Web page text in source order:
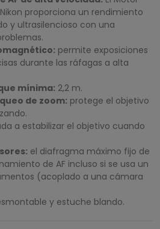
proporciona un rendimiento
y ultrasilencioso con una
permite exposiciones
durante las ráfagas a alta
mínima: 2,2 m.
de zoom: protege el objetivo
a estabilizar el objetivo cuando
el diafragma máximo fijo de
de AF incluso si se usa un
(acoplado a una cámara
y estuche blando.